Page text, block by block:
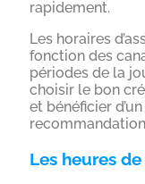
rapidement.
Les horaires
fonction des
périodes de la
choisir le bon
et bénéficier
Les heures